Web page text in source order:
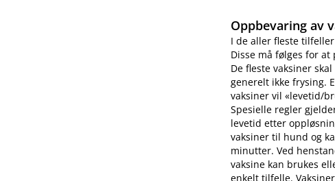
Oppbevaring av
I de aller fleste
Disse må følges for
De fleste vaksiner
generelt ikke frysing.
vaksiner vil «levetid​/​
Spesielle regler
levetid etter
vaksiner til hund og
minutter. Ved
vaksine kan brukes
enkelt tilfelle.